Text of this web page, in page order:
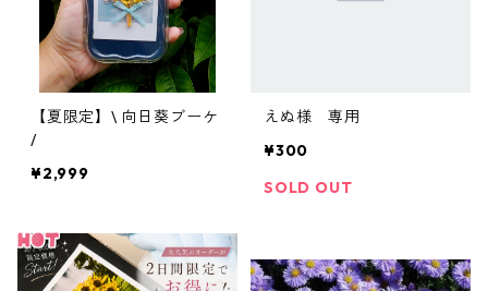
【夏限定】\ 向日葵ブーケ
/
¥2,999
えぬ様 専用
¥300
SOLD OUT